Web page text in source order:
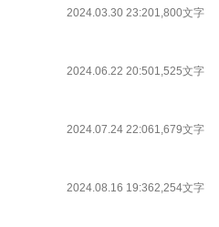
2024.03.30 23:201,800文字
2024.06.22 20:501,525文字
2024.07.24 22:061,679文字
2024.08.16 19:362,254文字